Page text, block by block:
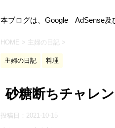
本ブログは、Google AdSense及
HOME > 主婦の日記 >
主婦の日記 料理
砂糖断ちチャレ
投稿日： 2021-10-15